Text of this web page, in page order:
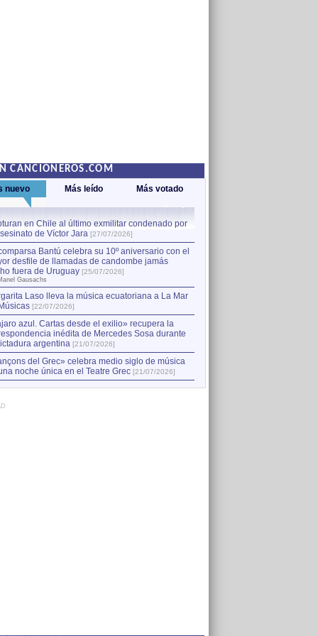
CANCIONEROS.COM
nuevo Más leído Más votado
en Chile al último exmilitar condenado por
de Víctor Jara [27/07/2026]
Bantú celebra su 10º aniversario con el
desfile de llamadas de candombe jamás
fuera de Uruguay [25/07/2026]
Gausachs
Laso lleva la música ecuatoriana a La Mar
[22/07/2026]
azul. Cartas desde el exilio» recupera la
inédita de Mercedes Sosa durante
argentina [21/07/2026]
del Grec» celebra medio siglo de música
noche única en el Teatre Grec [21/07/2026]